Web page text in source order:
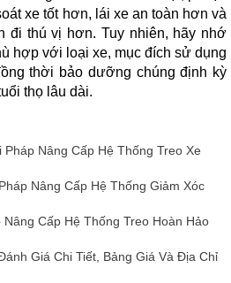
xe tốt hơn, lái xe an toàn hơn và
đi thú vị hơn. Tuy nhiên, hãy nhớ
hợp với loại xe, mục đích sử dụng
thời bảo dưỡng chúng định kỳ
thọ lâu dài.
Pháp Nâng Cấp Hệ Thống Treo Xe
Nâng Cấp Hệ Thống Giảm Xóc
Nâng Cấp Hệ Thống Treo Hoàn Hảo
Giá Chi Tiết, Bảng Giá Và Địa Chỉ